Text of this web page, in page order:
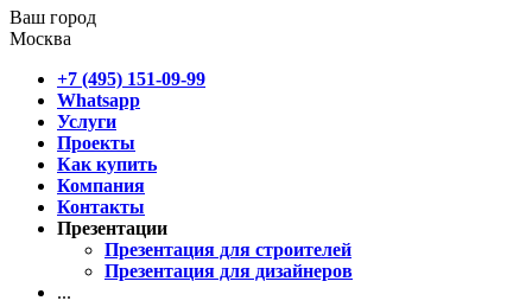
Ваш город
Москва
+7 (495) 151-09-99
Whatsapp
Услуги
Проекты
Как купить
Компания
Контакты
Презентации
Презентация для строителей
Презентация для дизайнеров
...